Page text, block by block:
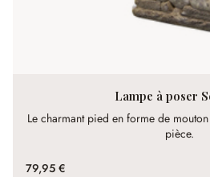
Lampe à poser
Le charmant pied en forme de
pièce.
79,95 €